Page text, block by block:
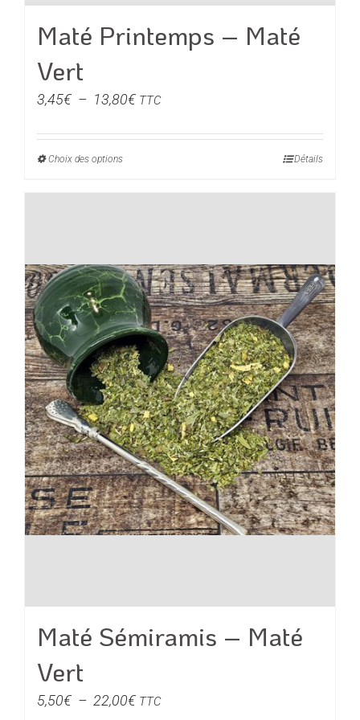
Maté Printemps – Maté
Vert
3,45€ – 13,80€Plage
prix :
TTC
Choix des optionsCe
Les
options
peuvent
être
choisies
sur
la
page
du
produit
Détails
Maté Sémiramis – Maté
Vert
5,50€ – 22,00€Plage
TTC